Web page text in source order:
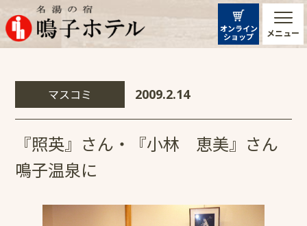
メニュー
オンライン
ショップ
マスコミ 2009.2.14
『照英』さん・『小林 恵美』さん
鳴子温泉に